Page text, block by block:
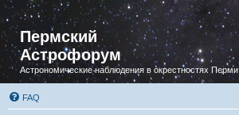
Пермский
Астрофорум
Астрономические наблюдения в окрестностях Перми
FAQ